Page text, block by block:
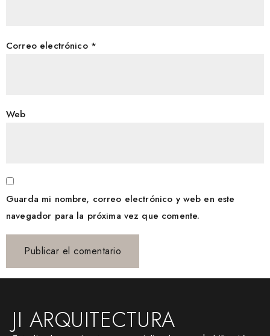
Correo electrónico *
Web
Guarda mi nombre, correo electrónico y web en este
navegador para la próxima vez que comente.
JI ARQUITECTURA